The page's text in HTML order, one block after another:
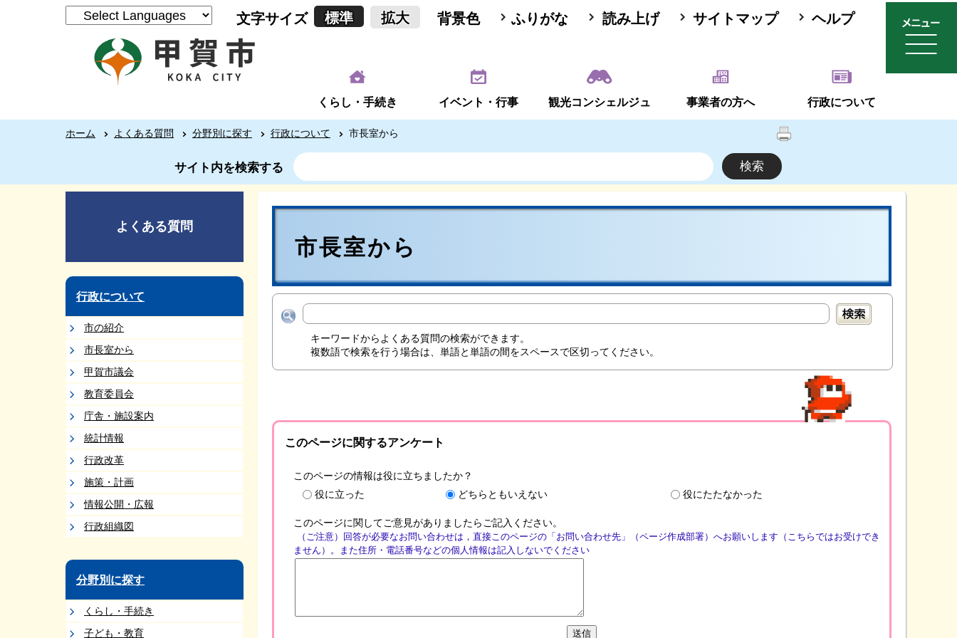
文字サイズ 標準 拡大 背景色 ふりがな 読み上げ サイトマップ ヘルプ
くらし・手続き イベント・行事 観光コンシェルジュ 事業者の方へ 行政について
ホーム よくある質問 分野別に探す 行政について 市長室から
サイト内を検索する
よくある質問
行政について
市の紹介
市長室から
甲賀市議会
教育委員会
庁舎・施設案内
統計情報
行政改革
施策・計画
情報公開・広報
行政組織図
分野別に探す
くらし・手続き
子ども・教育
市長室から
キーワードからよくある質問の検索ができます。
複数語で検索を行う場合は、単語と単語の間をスペースで区切ってください。
このページに関するアンケート
このページの情報は役に立ちましたか？
役に立った
どちらともいえない 役にたたなかった
このページに関してご意見がありましたらご記入ください。
（ご注意）回答が必要なお問い合わせは，直接このページの「お問い合わせ先」（ページ作成部署）へお願いします（こちらではお受けでき
ません）。また住所・電話番号などの個人情報は記入しないでください